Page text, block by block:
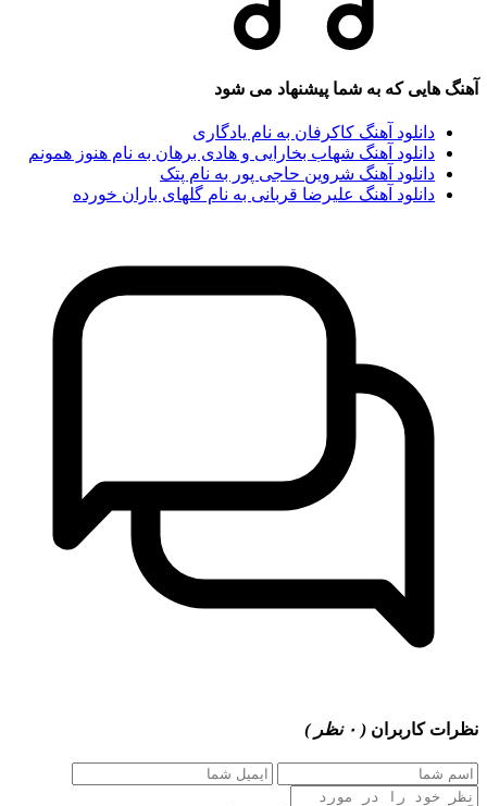
هایی که به شما پیشنهاد می شود
دانلود آهنگ کاکرفان به نام یادگاری
دانلود آهنگ شهاب بخارایی و هادی برهان به نام هنوز همونم
دانلود آهنگ شروین حاجی پور به نام پتک
دانلود آهنگ علیرضا قربانی به نام گلهای باران خورده
کاربران( ۰ نظر )